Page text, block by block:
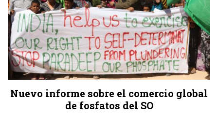
Nuevo informe sobre el comercio global
de fosfatos del SO